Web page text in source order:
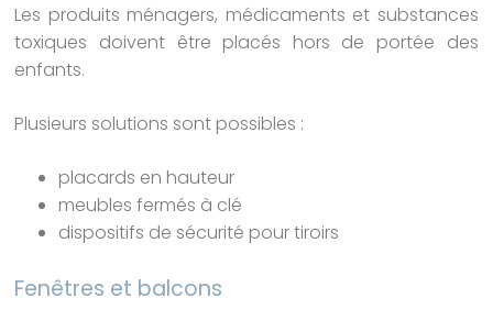
Les produits ménagers, médicaments et substances
toxiques doivent être placés hors de portée des
enfants.
Plusieurs solutions sont possibles :
placards en hauteur
meubles fermés à clé
dispositifs de sécurité pour tiroirs
Fenêtres et balcons